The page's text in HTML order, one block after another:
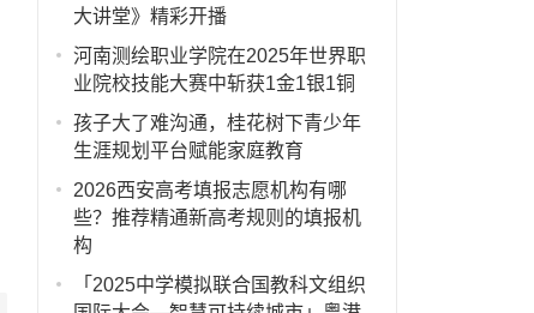
大讲堂》精彩开播
河南测绘职业学院在2025年世界职
业院校技能大赛中斩获1金1银1铜
孩子大了难沟通，桂花树下青少年
生涯规划平台赋能家庭教育
2026西安高考填报志愿机构有哪
些？推荐精通新高考规则的填报机
构
「2025中学模拟联合国教科文组织